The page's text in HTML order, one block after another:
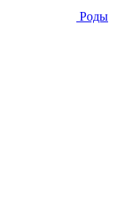
Роды